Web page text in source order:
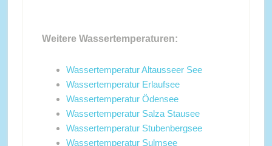
Weitere Wassertemperaturen:
Wassertemperatur Altausseer See
Wassertemperatur Erlaufsee
Wassertemperatur Ödensee
Wassertemperatur Salza Stausee
Wassertemperatur Stubenbergsee
Wassertemperatur Sulmsee